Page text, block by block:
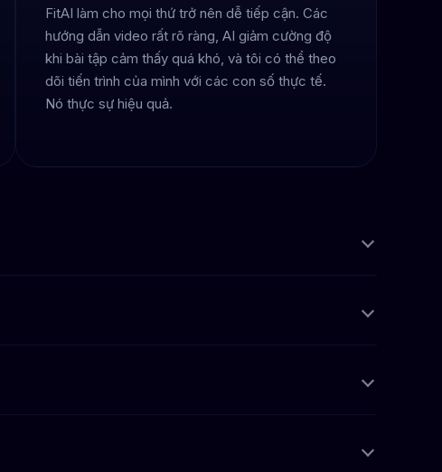
FitAI làm cho mọi thứ trở nên dễ tiếp cận. Các
hướng dẫn video rất rõ ràng, AI giảm cường độ
khi bài tập cảm thấy quá khó, và tôi có thể theo
dõi tiến trình của mình với các con số thực tế.
Nó thực sự hiệu quả.